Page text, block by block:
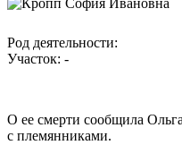
Род деятельности:
Участок: -
О ее смерти сообщила
с племянниками.